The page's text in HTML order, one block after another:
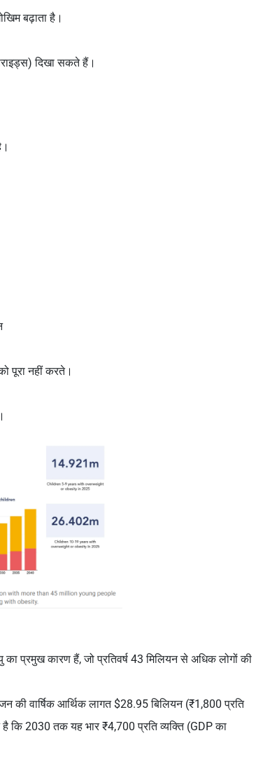
बढ़ाता है।
दिखा सकते हैं।
पूरा नहीं करते।
का प्रमुख कारण हैं, जो प्रतिवर्ष 43 मिलियन से अधिक लोगों की
की वार्षिक आर्थिक लागत $28.95 बिलियन (₹1,800 प्रति
है कि 2030 तक यह भार ₹4,700 प्रति व्यक्ति (GDP का